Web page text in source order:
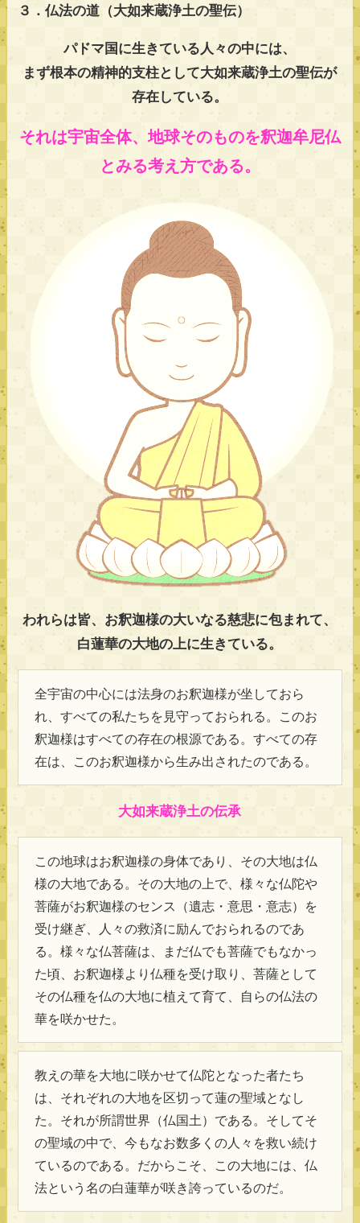
３．仏法の道（大如来蔵浄土の聖伝）
パドマ国に生きている人々の中には、
まず根本の精神的支柱として大如来蔵浄土の聖伝が
存在している。
それは宇宙全体、地球そのものを釈迦牟尼仏
とみる考え方である。
われらは皆、お釈迦様の大いなる慈悲に包まれて、
白蓮華の大地の上に生きている。
全宇宙の中心には法身のお釈迦様が坐しておら
れ、すべての私たちを見守っておられる。このお
釈迦様はすべての存在の根源である。すべての存
在は、このお釈迦様から生み出されたのである。
大如来蔵浄土の伝承
この地球はお釈迦様の身体であり、その大地は仏
様の大地である。その大地の上で、様々な仏陀や
菩薩がお釈迦様のセンス（遺志・意思・意志）を
受け継ぎ、人々の救済に励んでおられるのであ
る。様々な仏菩薩は、まだ仏でも菩薩でもなかっ
た頃、お釈迦様より仏種を受け取り、菩薩として
その仏種を仏の大地に植えて育て、自らの仏法の
華を咲かせた。
教えの華を大地に咲かせて仏陀となった者たち
は、それぞれの大地を区切って蓮の聖域となし
た。それが所謂世界（仏国土）である。そしてそ
の聖域の中で、今もなお数多くの人々を救い続け
ているのである。だからこそ、この大地には、仏
法という名の白蓮華が咲き誇っているのだ。